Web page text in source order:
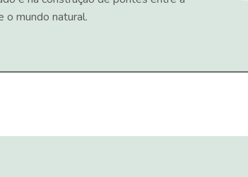
o mundo natural.